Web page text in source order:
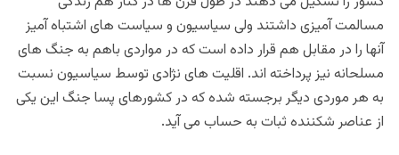
مسالمت آمیزی داشتند ولی سیاسیون و سیاست های اشتباه آمیز
آنها را در مقابل هم قرار داده است که در مواردی باهم به جنگ های
مسلحانه نیز پرداخته اند. اقلیت های نژادی توسط سیاسیون نسبت
به هر موردی دیگر برجسته شده که در کشورهای پسا جنگ این یکی
از عناصر شکننده ثبات به حساب می آید.